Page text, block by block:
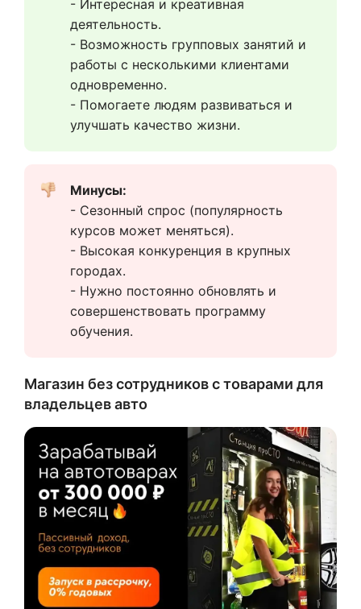
- Интересная и креативная
деятельность.
- Возможность групповых занятий и
работы с несколькими клиентами
одновременно.
- Помогаете людям развиваться и
улучшать качество жизни.
Минусы:
- Сезонный спрос (популярность
курсов может меняться).
- Высокая конкуренция в крупных
городах.
- Нужно постоянно обновлять и
совершенствовать программу
обучения.
Магазин без сотрудников с товарами для
владельцев авто